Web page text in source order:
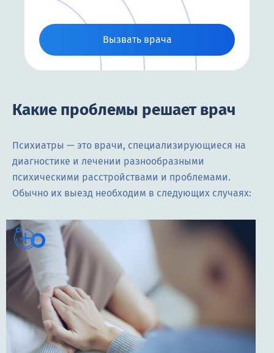
Вызвать врача
Какие проблемы решает врач
Психиатры — это врачи, специализирующиеся на
диагностике и лечении разнообразными
психическими расстройствами и проблемами.
Обычно их выезд необходим в следующих случаях: